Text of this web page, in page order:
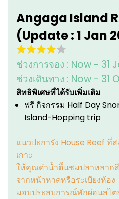
Angaga Island
(Update : 1 Jan
ช่วงการจอง : Now - 31
ช่วงเดินทาง : Now - 31
สิทธิพิเศษที่ได้รับเพิ่มเติม
ฟรี กิจกรรม Half Day
Island-Hopping trip
แนวปะการัง House Reef
เกาะ
ให้คุณดำน้ำตื้นชมปลาหลากสี
จากหน้าหาดหรือระเบียงห้อง
มอบประสบการณ์พักผ่อนสไต